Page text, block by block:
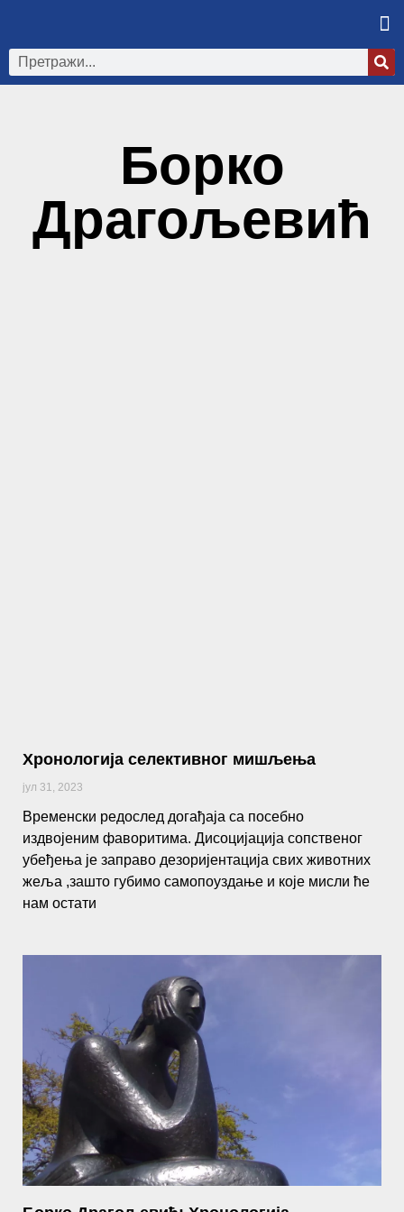
Борко
Драгољевић
Хронологија селективног мишљења
јул 31, 2023
Временски редослед догађаја са посебно
издвојеним фаворитима. Дисоцијација сопственог
убеђења је заправо дезоријентација свих животних
жеља ,зашто губимо самопоуздање и које мисли ће
нам остати